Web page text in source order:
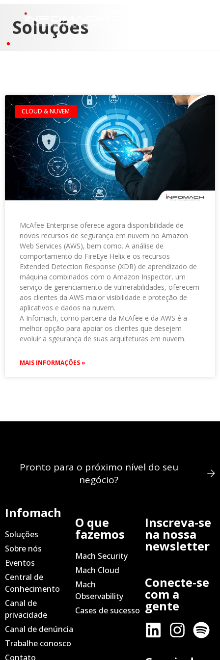
Soluções
CLOUD & NUVEM
McAfee Enterprise oferece agora disponibilidade de
novos recursos de segurança em nuvem no Amazon
Web Services (AWS), bem como. A análise de
comportamento do FireEye Helix e os recursos
Extended Detection Response (XDR) de aprendizado de
máquina combinados com o Amazon Inspector, um
serviço de gerenciamento de vulnerabilidades, oferecem
aos clientes da AWS maior visibilidade e proteção de
aplicativos e dados na nuvem.
A Infomach, como parceira da McAfee e da AWS é a
melhor opção para apoiar os clientes que desejem
evoluir a sgeurança de suas arquiteturas em nuvem.
MAIS INFORMAÇÕES »
Pronto para o próximo nível do seu
negócio?
Infomach
Soluções
Sobre nós
Eventos
Central de
Conhecimento
Canal de
privacidade
Canal de denúncia
Trabalhe conosco
Contato
O que
fazemos
Mach Security
Mach Cloud
Mach
Observability
Cases de sucesso
Inscreva-se
na nossa
newsletter
Conecte-se
com a
gente